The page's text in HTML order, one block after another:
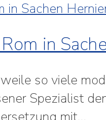
in
so viele
Spezialist